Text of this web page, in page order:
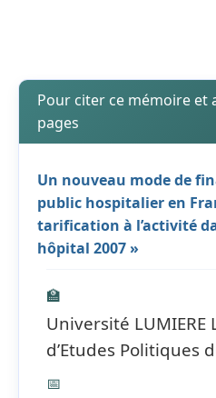
Pour citer ce mémoire et
pages
Un nouveau mode de
public hospitalier en
tarification à l’activité
hôpital 2007 »
🏫
Université LUMIERE
d’Etudes Politiques
📅